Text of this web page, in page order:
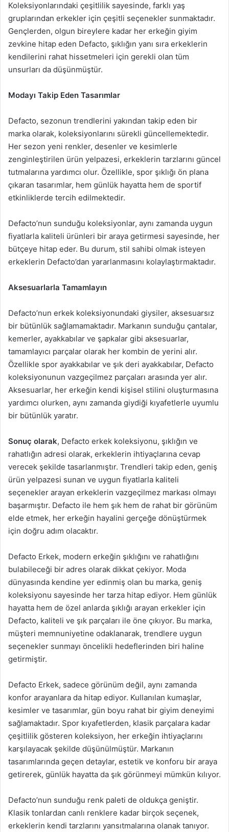
Koleksiyonlarındaki çeşitlilik sayesinde, farklı yaş
gruplarından erkekler için çeşitli seçenekler sunmaktadır.
Gençlerden, olgun bireylere kadar her erkeğin giyim
zevkine hitap eden Defacto, şıklığın yanı sıra erkeklerin
kendilerini rahat hissetmeleri için gerekli olan tüm
unsurları da düşünmüştür.
Modayı Takip Eden Tasarımlar
Defacto, sezonun trendlerini yakından takip eden bir
marka olarak, koleksiyonlarını sürekli güncellemektedir.
Her sezon yeni renkler, desenler ve kesimlerle
zenginleştirilen ürün yelpazesi, erkeklerin tarzlarını güncel
tutmalarına yardımcı olur. Özellikle, spor şıklığı ön plana
çıkaran tasarımlar, hem günlük hayatta hem de sportif
etkinliklerde tercih edilmektedir.
Defacto’nun sunduğu koleksiyonlar, aynı zamanda uygun
fiyatlarla kaliteli ürünleri bir araya getirmesi sayesinde, her
bütçeye hitap eder. Bu durum, stil sahibi olmak isteyen
erkeklerin Defacto’dan yararlanmasını kolaylaştırmaktadır.
Aksesuarlarla Tamamlayın
Defacto’nun erkek koleksiyonundaki giysiler, aksesuarsız
bir bütünlük sağlamamaktadır. Markanın sunduğu çantalar,
kemerler, ayakkabılar ve şapkalar gibi aksesuarlar,
tamamlayıcı parçalar olarak her kombin de yerini alır.
Özellikle spor ayakkabılar ve şık deri ayakkabılar, Defacto
koleksiyonunun vazgeçilmez parçaları arasında yer alır.
Aksesuarlar, her erkeğin kendi kişisel stilini oluşturmasına
yardımcı olurken, aynı zamanda giydiği kıyafetlerle uyumlu
bir bütünlük yaratır.
Sonuç olarak, Defacto erkek koleksiyonu, şıklığın ve
rahatlığın adresi olarak, erkeklerin ihtiyaçlarına cevap
verecek şekilde tasarlanmıştır. Trendleri takip eden, geniş
ürün yelpazesi sunan ve uygun fiyatlarla kaliteli
seçenekler arayan erkeklerin vazgeçilmez markası olmayı
başarmıştır. Defacto ile hem şık hem de rahat bir görünüm
elde etmek, her erkeğin hayalini gerçeğe dönüştürmek
için doğru adım olacaktır.
Defacto Erkek, modern erkeğin şıklığını ve rahatlığını
bulabileceği bir adres olarak dikkat çekiyor. Moda
dünyasında kendine yer edinmiş olan bu marka, geniş
koleksiyonu sayesinde her tarza hitap ediyor. Hem günlük
hayatta hem de özel anlarda şıklığı arayan erkekler için
Defacto, kaliteli ve şık parçaları ile öne çıkıyor. Bu marka,
müşteri memnuniyetine odaklanarak, trendlere uygun
seçenekler sunmayı öncelikli hedeflerinden biri haline
getirmiştir.
Defacto Erkek, sadece görünüm değil, aynı zamanda
konfor arayanlara da hitap ediyor. Kullanılan kumaşlar,
kesimler ve tasarımlar, gün boyu rahat bir giyim deneyimi
sağlamaktadır. Spor kıyafetlerden, klasik parçalara kadar
çeşitlilik gösteren koleksiyon, her erkeğin ihtiyaçlarını
karşılayacak şekilde düşünülmüştür. Markanın
tasarımlarında geçen detaylar, estetik ve konforu bir araya
getirerek, günlük hayatta da şık görünmeyi mümkün kılıyor.
Defacto’nun sunduğu renk paleti de oldukça geniştir.
Klasik tonlardan canlı renklere kadar birçok seçenek,
erkeklerin kendi tarzlarını yansıtmalarına olanak tanıyor.